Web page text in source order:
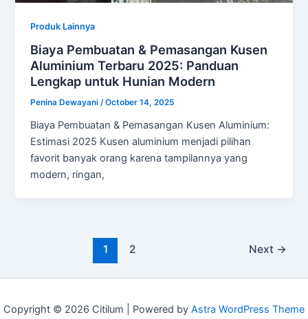
Produk Lainnya
Biaya Pembuatan & Pemasangan Kusen
Aluminium Terbaru 2025: Panduan
Lengkap untuk Hunian Modern
Penina Dewayani/October 14, 2025
Biaya Pembuatan & Pemasangan Kusen Aluminium:
Estimasi 2025 Kusen aluminium menjadi pilihan
favorit banyak orang karena tampilannya yang
modern, ringan,
1 2 Next →
Copyright © 2026 Citilum | Powered by Astra WordPress Theme